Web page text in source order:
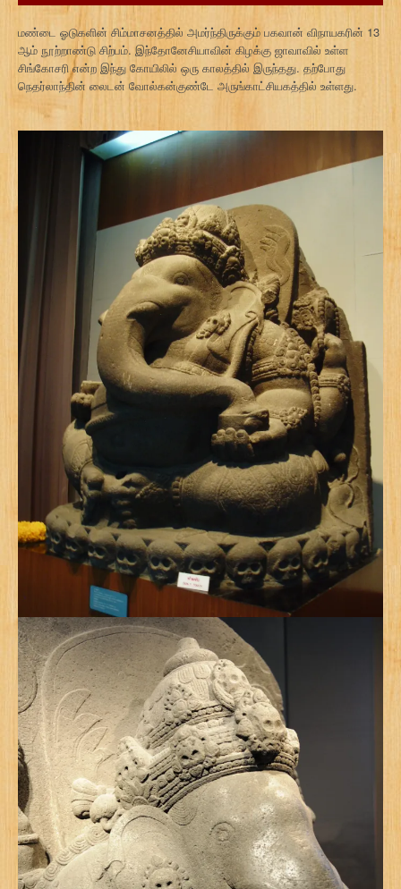
மண்டை ஓடுகளின் சிம்மாசனத்தில் அமர்ந்திருக்கும் பகவான் விநாயகரின் 13
ஆம் நூற்றாண்டு சிற்பம். இந்தோனேசியாவின் கிழக்கு ஜாவாவில் உள்ள
சிங்கோசரி என்ற இந்து கோயிலில் ஒரு காலத்தில் இருந்தது. தற்போது
நெதர்லாந்தின் லைடன் வோல்கன்குண்டே அருங்காட்சியகத்தில் உள்ளது.